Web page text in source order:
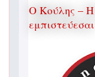
Ο Κούλης –
εμπιστεύεσαι